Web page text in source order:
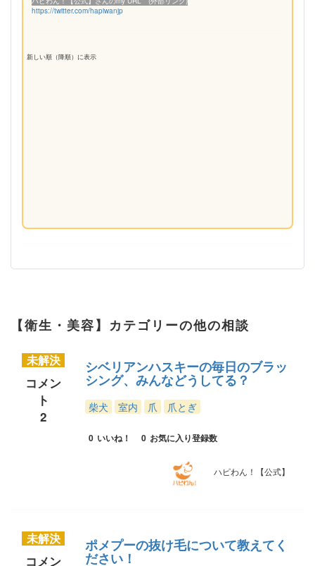
https://twitter.com/hapiwanjp
新しい順（降順）に表示
【衛生・美容】カテゴリーの他の相談
未解決
コメン
ト
2
シベリアンハスキーの毎日のブラッ
シング、みんなどうしてる？
柴犬 室内 爪 爪とぎ
0 いいね！ 0 お気に入り登録数
ハピわん！【公式】
未解決
コメン
ポメプーの抜け毛について教えてく
ださい！